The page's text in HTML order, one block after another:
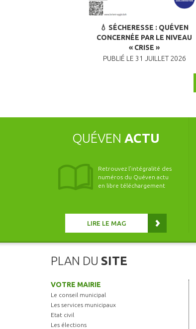
💧 SÉCHERESSE : QUÉVEN
CONCERNÉE PAR LE NIVEAU
« CRISE »
PUBLIÉ LE 31 JUILLET 2026
QUÉVEN ACTU
Retrouvez l’intégralité des
numéros du Quéven actu
en libre téléchargement
LIRE LE MAG
PLAN DU SITE
VOTRE MAIRIE
Le conseil municipal
Les services municipaux
Etat civil
Les élections